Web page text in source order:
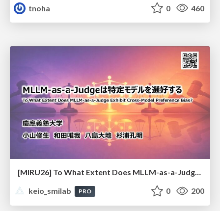
tnoha
0 460
[MIRU26] To What Extent Does MLLM-as-a-Judge Exhibit Cross-Model Preference Bias?
keio_smilab
PRO 0 200